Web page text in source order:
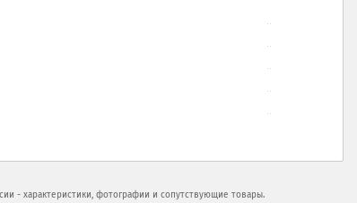
- характеристики, фотографии и сопутствующие товары.